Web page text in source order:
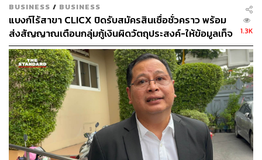
BUSINESS / BUSINESS
แบงก์ไร้สาขา CLICX ปิดรับสมัครสินเชื่อชั่วคราว พร้อม
ส่งสัญญาณเตือนกลุ่มกู้เงินผิดวัตถุประสงค์-ให้ข้อมูลเท็จ
เตรียมดำเนินคดีเด็ดขาด
1.3K